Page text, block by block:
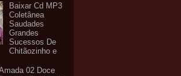
Baixar Cd MP3
Coletânea
Saudades
Grandes
Sucessos De
Chitãozinho e
02 Doce